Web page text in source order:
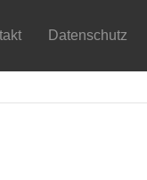
Datenschutz